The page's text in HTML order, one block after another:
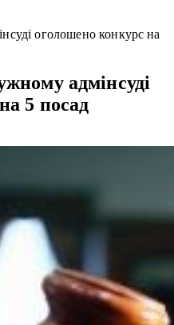
оголошено конкурс на
адмінсуді
5 посад